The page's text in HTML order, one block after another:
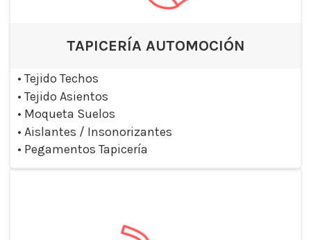
TAPICERÍA AUTOMOCIÓN
• Tejido Techos
• Tejido Asientos
• Moqueta Suelos
• Aislantes / Insonorizantes
• Pegamentos Tapicería